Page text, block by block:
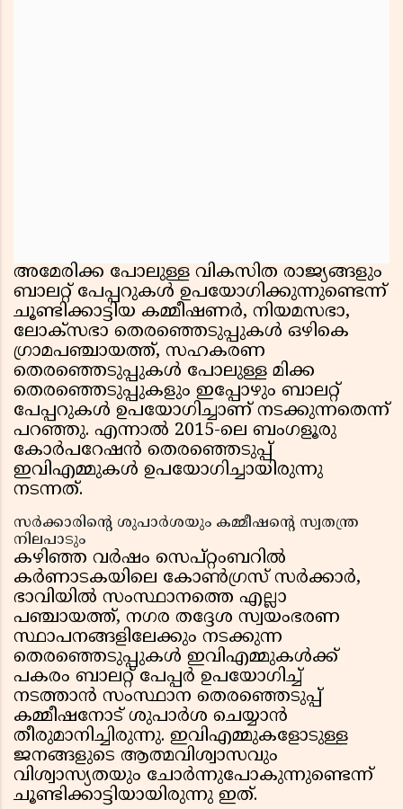
അമേരിക്ക പോലുള്ള വികസിത രാജ്യങ്ങളും
ബാലറ്റ് പേപ്പറുകൾ ഉപയോഗിക്കുന്നുണ്ടെന്ന്
ചൂണ്ടിക്കാട്ടിയ കമ്മീഷണർ, നിയമസഭാ,
ലോക്‌സഭാ തെരഞ്ഞെടുപ്പുകൾ ഒഴികെ
ഗ്രാമപഞ്ചായത്ത്, സഹകരണ
തെരഞ്ഞെടുപ്പുകൾ പോലുള്ള മിക്ക
തെരഞ്ഞെടുപ്പുകളും ഇപ്പോഴും ബാലറ്റ്
പേപ്പറുകൾ ഉപയോഗിച്ചാണ് നടക്കുന്നതെന്ന്
പറഞ്ഞു. എന്നാൽ 2015-ലെ ബംഗളൂരു
കോർപറേഷൻ തെരഞ്ഞെടുപ്പ്
ഇവിഎമ്മുകൾ ഉപയോഗിച്ചായിരുന്നു
നടന്നത്.
സർക്കാരിന്റെ ശുപാർശയും കമ്മീഷന്റെ സ്വതന്ത്ര
നിലപാടും
കഴിഞ്ഞ വർഷം സെപ്റ്റംബറിൽ
കർണാടകയിലെ കോൺഗ്രസ് സർക്കാർ,
ഭാവിയിൽ സംസ്ഥാനത്തെ എല്ലാ
പഞ്ചായത്ത്, നഗര തദ്ദേശ സ്വയംഭരണ
സ്ഥാപനങ്ങളിലേക്കും നടക്കുന്ന
തെരഞ്ഞെടുപ്പുകൾ ഇവിഎമ്മുകൾക്ക്
പകരം ബാലറ്റ് പേപ്പർ ഉപയോഗിച്ച്
നടത്താൻ സംസ്ഥാന തെരഞ്ഞെടുപ്പ്
കമ്മീഷനോട് ശുപാർശ ചെയ്യാൻ
തീരുമാനിച്ചിരുന്നു. ഇവിഎമ്മുകളോടുള്ള
ജനങ്ങളുടെ ആത്മവിശ്വാസവും
വിശ്വാസ്യതയും ചോർന്നുപോകുന്നുണ്ടെന്ന്
ചൂണ്ടിക്കാട്ടിയായിരുന്നു ഇത്.